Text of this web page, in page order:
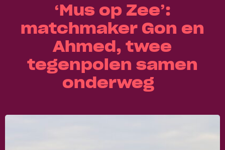
‘Mus op Zee’:
matchmaker Gon en
Ahmed, twee
tegenpolen samen
onderweg